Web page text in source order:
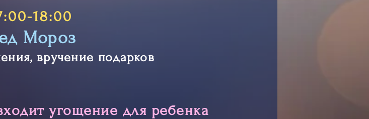
18:00
Мороз
вручение подарков
угощение для ребенка